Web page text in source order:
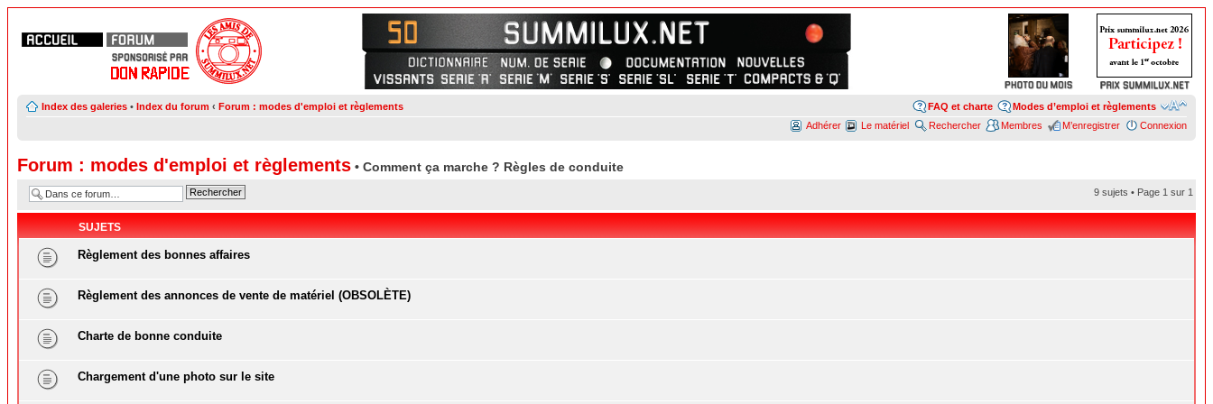
Index des galeries • Index du forum ‹ Forum : modes d'emploi et règlements Modes d’emploi et règlements
FAQ et charte
Connexion
M’enregistrer
Membres
Rechercher
Le matériel
Adhérer
Forum : modes d'emploi et règlements • Comment ça marche ? Règles de conduite
9 sujets • Page 1 sur 1
SUJETS
Règlement des bonnes affaires
Règlement des annonces de vente de matériel (OBSOLÈTE)
Charte de bonne conduite
Chargement d'une photo sur le site